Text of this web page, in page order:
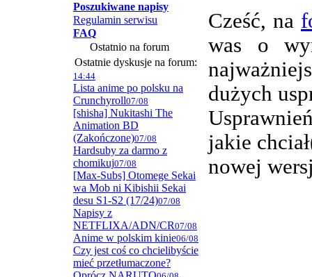
Poszukiwane napisy
Regulamin serwisu
FAQ
Ostatnio na forum
Ostatnie dyskusje na forum:
14:44
Lista anime po polsku na
Crunchyroll07/08
[shisha] Nukitashi The
Animation BD
(Zakończone)07/08
Hardsuby za darmo z
chomikuj07/08
[Max-Subs] Otomege Sekai
wa Mob ni Kibishii Sekai
desu S1-S2 (17/24)07/08
Napisy z
NETFLIXA/ADN/CR07/08
Anime w polskim kinie06/08
Czy jest coś co chcielibyście
mieć przetłumaczone?
Cześć, na
was o
dużych
jakie
nowej